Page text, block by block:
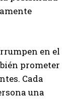
en el
prometer
Cada
una